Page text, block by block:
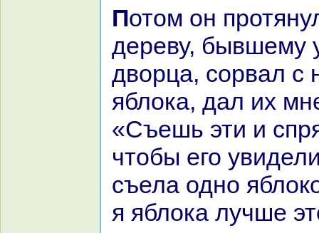
Потом он протянул руку к
дереву, бывшему
дворца, сорвал с
яблока, дал их
«Съешь эти и
чтобы его
съела одно
я яблока лучше